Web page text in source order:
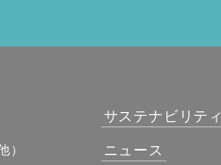
）
サステナビリティ
ニュース